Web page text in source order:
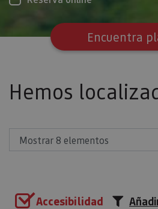
Encuentra
Hemos
Accesibilidad